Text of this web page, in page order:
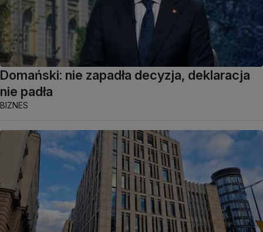
Domański: nie zapadła decyzja, deklaracja
nie padła
BIZNES